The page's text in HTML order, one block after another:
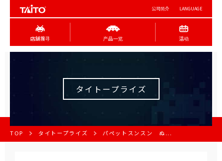
公司简介 LANGUAGE
店舖搜寻 产品一览 活动
タイトープライズ
TOP タイトープライズ パペットスンスン ぬ...